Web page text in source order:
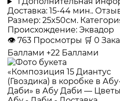
Доставка: 15-44 мин..
Размер: 25x50см.
Происхождение: Эквадор
👁 763 Просмотры 🛒 0
Баллами +22 Баллами